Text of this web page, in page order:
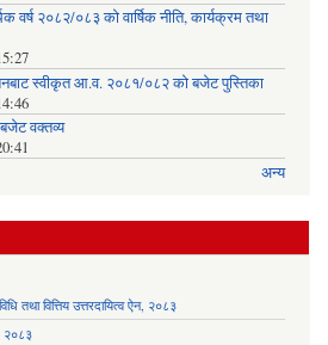
वर्ष २०८२/०८३ को वार्षिक नीति, कार्यक्रम तथा
स्वीकृत आ.व. २०८१/०८२ को बजेट पुस्तिका
वक्तव्य
अन्य
तथा वित्तिय उत्तरदायित्व ऐन, २०८३
२०८३